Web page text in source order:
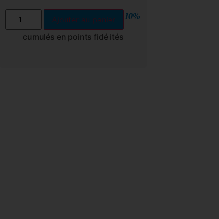
Ajouter au panier 10%
cumulés en points fidélités